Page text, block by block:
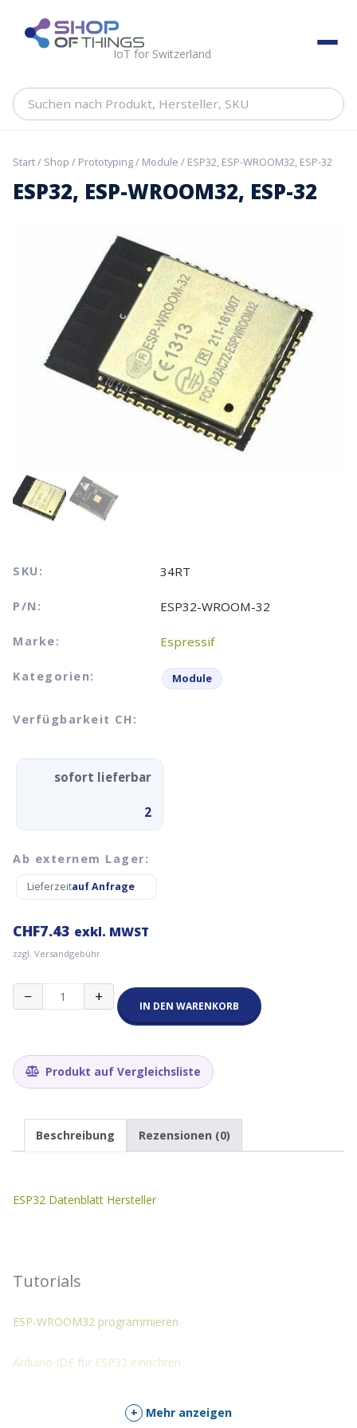
content ShopOfThings
IoT for Switzerland
Suchen
Hersteller,
Start/ Shop / Prototyping/ Module / ESP32, ESP-WROOM32, ESP-32
ESP32, ESP-WROOM32, ESP-32
SKU: 34RT
P/N: ESP32-WROOM-32
Marke: Espressif
Kategorien: Module
Verfügbarkeit CH:
sofort lieferbar
2
Ab externem Lager:
Lieferzeitauf Anfrage
CHF7.43 exkl. MWST
zzgl. Versandgebühr
−
ESP32,
ESP-
Menge
+ IN DEN WARENKORB
Produkt auf Vergleichsliste
Beschreibung Rezensionen (0)
ESP32 Datenblatt Hersteller
Tutorials
ESP-WROOM32 programmieren
Arduino IDE für ESP32 einrichten
+ Mehr anzeigen